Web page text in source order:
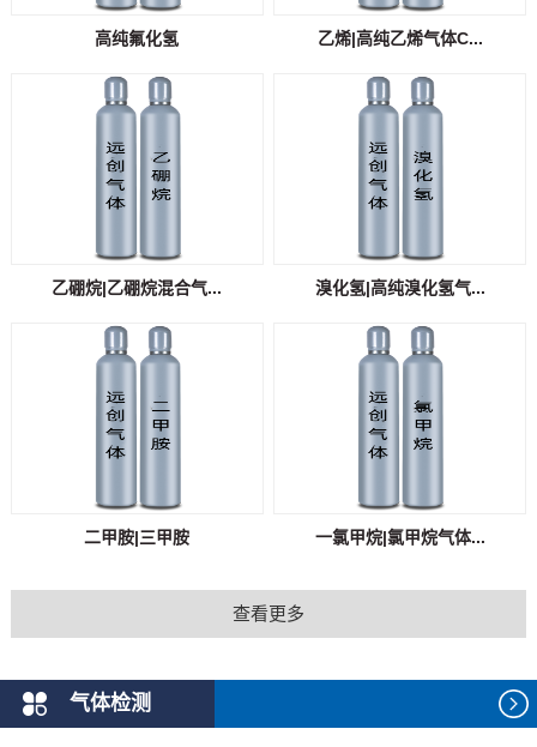
高纯氟化氢 乙烯|高纯乙烯气体C...
乙硼烷|乙硼烷混合气... 溴化氢|高纯溴化氢气...
二甲胺|三甲胺 一氯甲烷|氯甲烷气体...
查看更多
气体检测